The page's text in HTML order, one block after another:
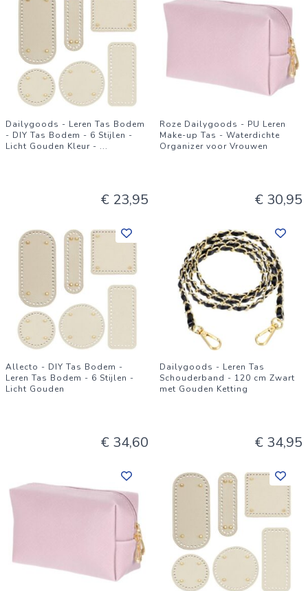
Dailygoods - Leren Tas Bodem
- DIY Tas Bodem - 6 Stijlen -
Licht Gouden Kleur - ...
€ 23,95
Roze Dailygoods - PU Leren
Make-up Tas - Waterdichte
Organizer voor Vrouwen
€ 30,95
Allecto - DIY Tas Bodem -
Leren Tas Bodem - 6 Stijlen -
Licht Gouden
€ 34,60
Dailygoods - Leren Tas
Schouderband - 120 cm Zwart
met Gouden Ketting
€ 34,95